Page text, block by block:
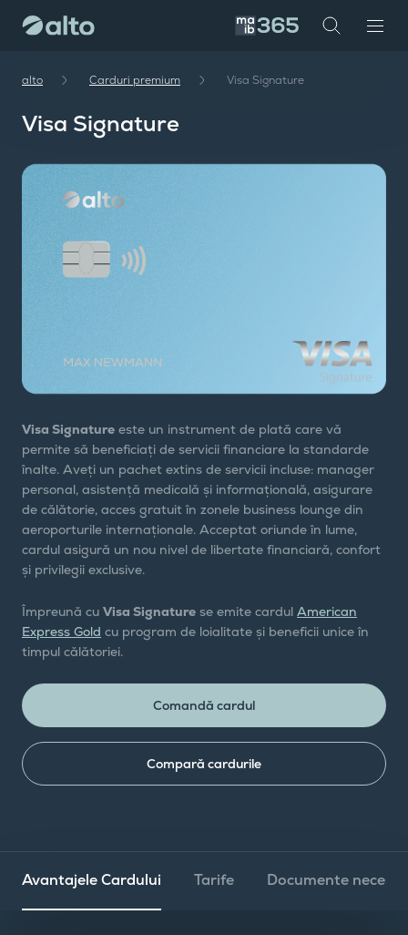
maib
alto Carduri premium Visa Signature
Visa Signature
Visa Signature este un instrument de plată care vă
permite să beneficiați de servicii financiare la standarde
înalte. Aveți un pachet extins de servicii incluse: manager
personal, asistență medicală și informațională, asigurare
de călătorie, acces gratuit în zonele business lounge din
aeroporturile internaționale. Acceptat oriunde în lume,
cardul asigură un nou nivel de libertate financiară, confort
și privilegii exclusive.
Împreună cu Visa Signature se emite cardul American
Express Gold cu program de loialitate și beneficii unice în
timpul călătoriei.
Comandă cardul
Compară cardurile
Avantajele Cardului Tarife Documente